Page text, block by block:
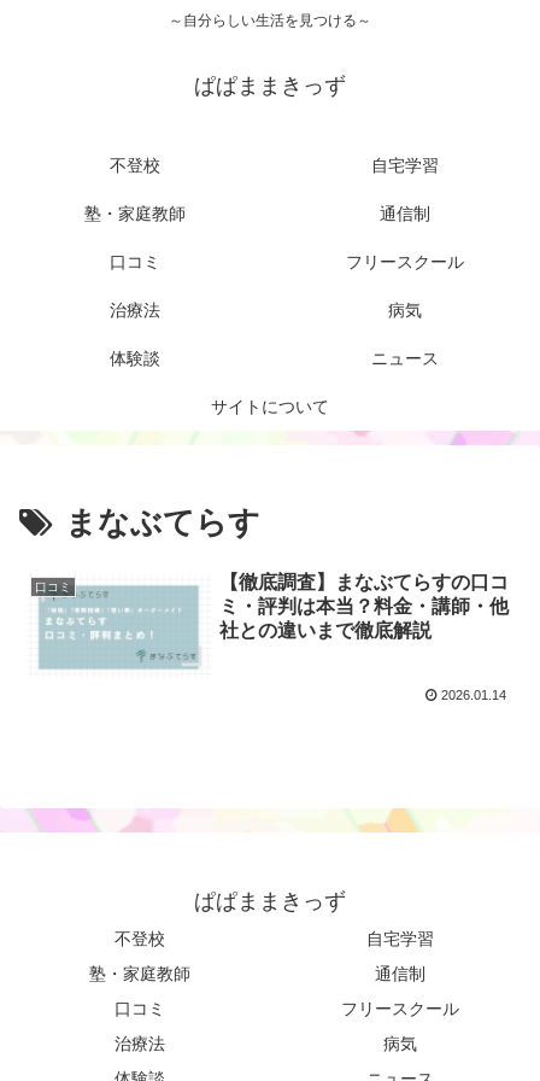
～自分らしい生活を見つける～
ぱぱままきっず
不登校 自宅学習
塾・家庭教師 通信制
口コミ フリースクール
治療法 病気
体験談 ニュース
サイトについて
まなぶてらす
口コミ
【徹底調査】まなぶてらすの口コ
ミ・評判は本当？料金・講師・他
社との違いまで徹底解説
2026.01.14
ぱぱままきっず
不登校
自宅学習
塾・家庭教師
通信制
口コミ
フリースクール
治療法
病気